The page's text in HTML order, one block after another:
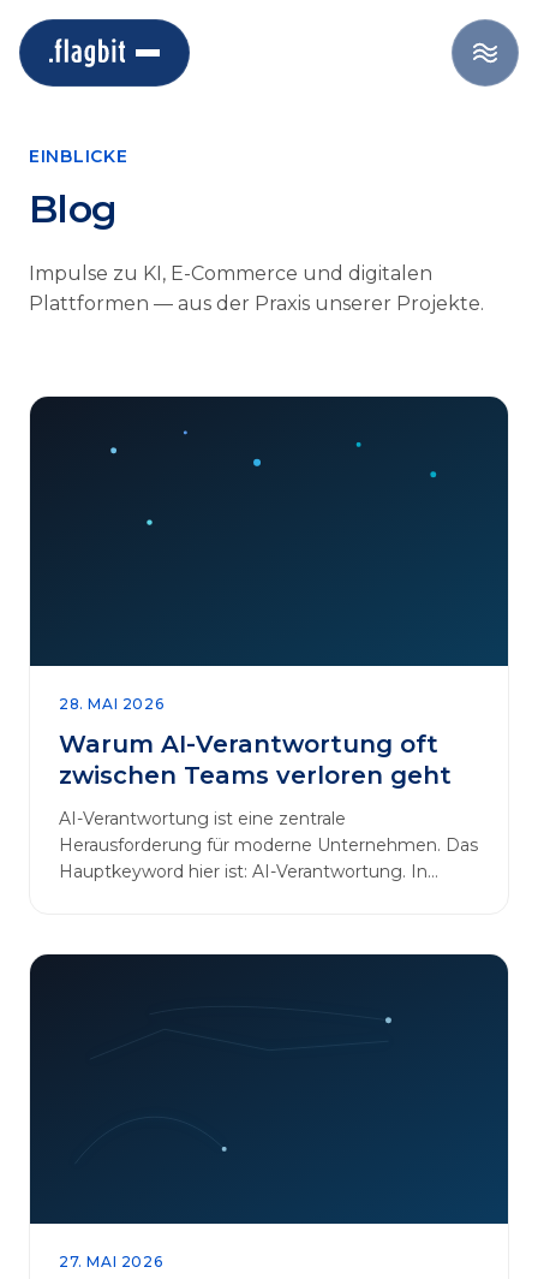
EINBLICKE
Blog
Impulse zu KI, E-Commerce und digitalen
Plattformen — aus der Praxis unserer Projekte.
28. MAI 2026
Warum AI-Verantwortung oft
zwischen Teams verloren geht
AI-Verantwortung ist eine zentrale
Herausforderung für moderne Unternehmen. Das
Hauptkeyword hier ist: AI-Verantwortung. In
27. MAI 2026